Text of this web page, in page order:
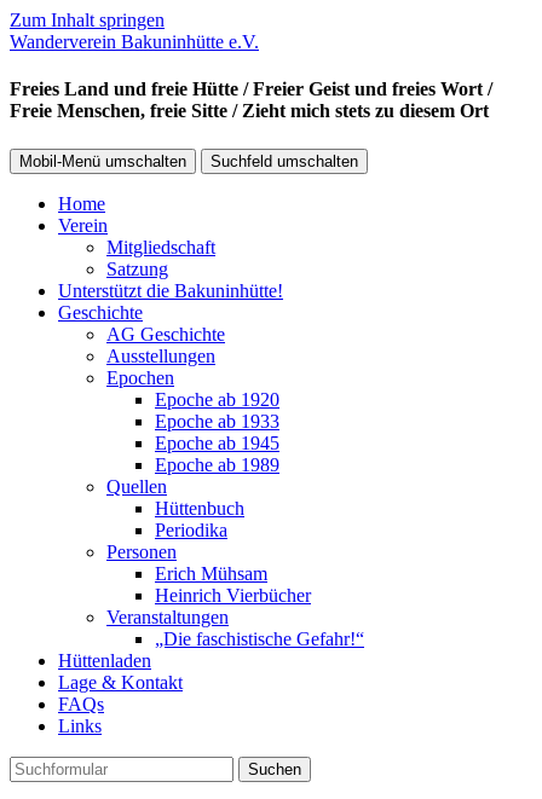
Zum Inhalt springen
Wanderverein Bakuninhütte e.V.
Freies Land und freie Hütte / Freier Geist und freies Wort /
Freie Menschen, freie Sitte / Zieht mich stets zu diesem Ort
Mobil-Menü umschalten Suchfeld umschalten
Home
Verein
Mitgliedschaft
Satzung
Unterstützt die Bakuninhütte!
Geschichte
AG Geschichte
Ausstellungen
Epochen
Epoche ab 1920
Epoche ab 1933
Epoche ab 1945
Epoche ab 1989
Quellen
Hüttenbuch
Periodika
Personen
Erich Mühsam
Heinrich Vierbücher
Veranstaltungen
„Die faschistische Gefahr!“
Hüttenladen
Lage & Kontakt
FAQs
Links
Suchen